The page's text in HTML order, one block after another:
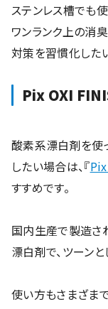
ステンレス槽でも
ワンランク上の消
対策を習慣化した
Pix OXI